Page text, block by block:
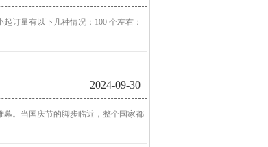
订量有以下几种情况：100 个左右：
2024-09-30
。当国庆节的脚步临近，整个国家都